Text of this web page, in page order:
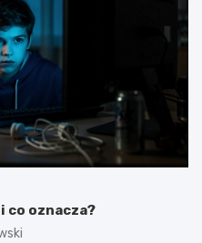
co oznacza?